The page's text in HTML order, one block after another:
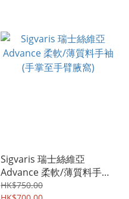
Sigvaris 瑞士絲維亞
Advance 柔軟/薄質料手袖
(手掌至手臂腋窩)
HK$750.00